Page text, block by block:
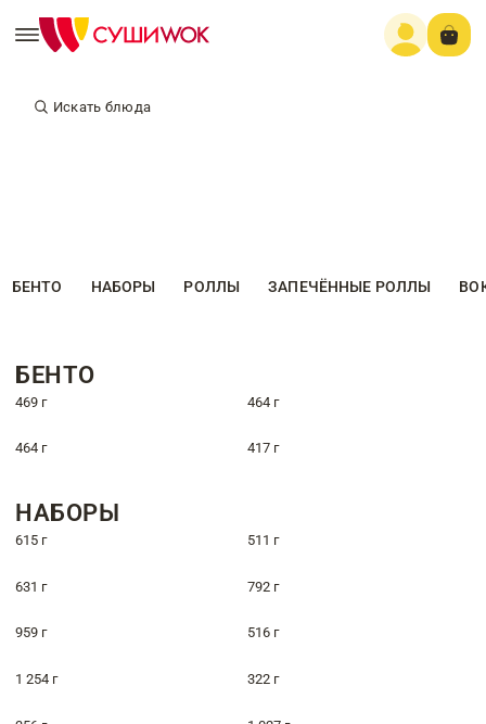
Искать блюда
БЕНТО НАБОРЫ РОЛЛЫ ЗАПЕЧЁННЫЕ РОЛЛЫ
БЕНТО
469 г 464 г
464 г 417 г
НАБОРЫ
615 г 511 г
631 г 792 г
959 г 516 г
1 254 г 322 г